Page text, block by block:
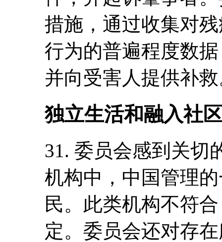
措施，通过收集对
行为的普遍程度数
并向受害人提供补
独立生活和融入社
31. 委员会感到关切
机构中，中国管理
民。此类机构不符
定。委员会还对存